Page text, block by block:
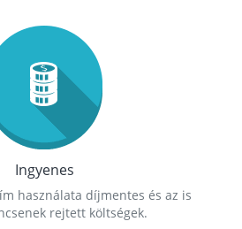
Ingyenes
használata díjmentes és az is
rejtett költségek.